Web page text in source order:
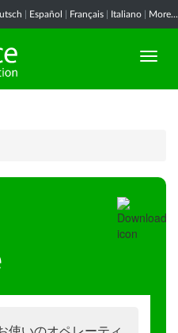
Español Français Italiano More...